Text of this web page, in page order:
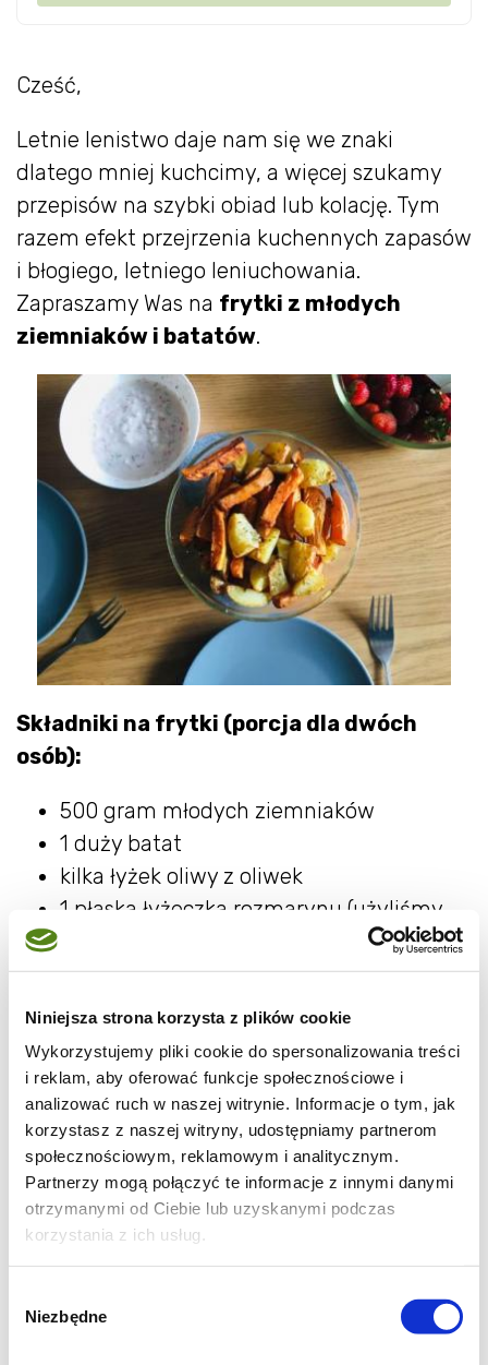
Niniejsza strona korzysta z plików cookie
Wykorzystujemy pliki cookie do spersonalizowania treści
i reklam, aby oferować funkcje społecznościowe i
analizować ruch w naszej witrynie. Informacje o tym, jak
korzystasz z naszej witryny, udostępniamy partnerom
społecznościowym, reklamowym i analitycznym.
Partnerzy mogą połączyć te informacje z innymi danymi
otrzymanymi od Ciebie lub uzyskanymi podczas
korzystania z ich usług.
zgody
Niezbędne
Cześć,
Letnie lenistwo daje nam się we znaki
dlatego mniej kuchcimy, a więcej szukamy
przepisów na szybki obiad lub kolację. Tym
razem efekt przejrzenia kuchennych zapasów
i błogiego, letniego leniuchowania.
Zapraszamy Was na frytki z młodych
ziemniaków i batatów.
Składniki na frytki (porcja dla dwóch
osób):
500 gram młodych ziemniaków
1 duży batat
kilka łyżek oliwy z oliwek
1 płaska łyżeczka rozmarynu (użyliśmy
1/3 łyżeczki czerwonego pieprzu (jeśli w
ziarnach, ziarenka należy rozgnieść)
1 i 1/2 płaskiej łyżeczki słodkiej papryki
1/3 łyżeczki ostrej papryki
1/2 łyżeczki curry
szczypta soli alpejskiej
Składniki na sos:
1/2 opakowania dużego jogurtu
kilka rzodkiewek